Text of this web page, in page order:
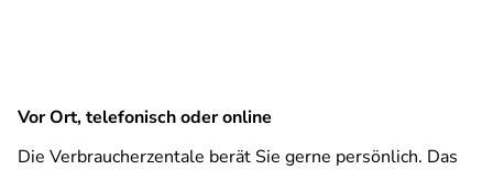
Vor Ort, telefonisch oder online
Die Verbraucherzentale berät Sie gerne persönlich. Das